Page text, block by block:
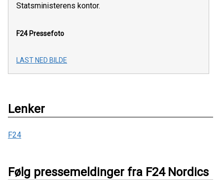
Statsministerens kontor.
F24 Pressefoto
LAST NED BILDE
Lenker
F24
Følg pressemeldinger fra F24 Nordics